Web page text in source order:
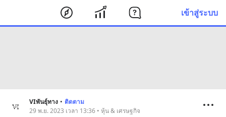
เข้าสู่ระบบ
VIพันธุ์ทาง • ติดตาม
29 พ.ย. 2023 เวลา 13:36 • หุ้น & เศรษฐกิจ